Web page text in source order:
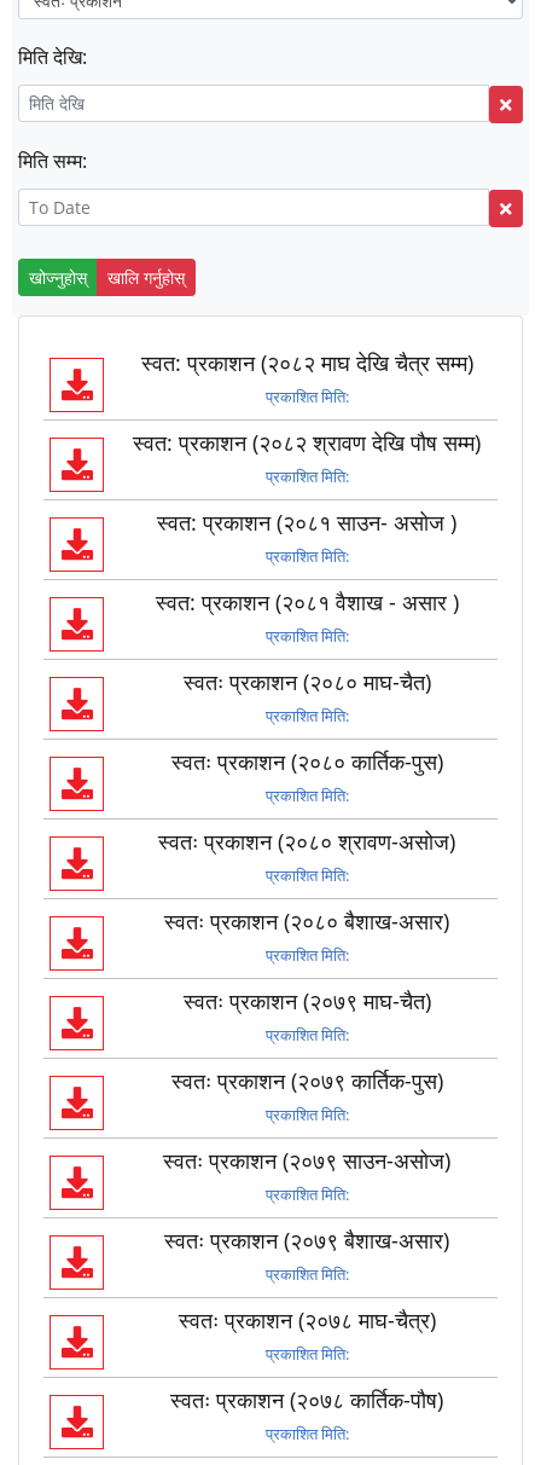
मिति देखि:
मिति सम्म:
खोज्नुहोस् खालि गर्नुहोस्
स्वत: प्रकाशन (२०८२ माघ देखि चैत्र सम्म)
प्रकाशित मिति:
स्वत: प्रकाशन (२०८२ श्रावण देखि पौष सम्म)
प्रकाशित मिति:
स्वत: प्रकाशन (२०८१ साउन- असोज )
प्रकाशित मिति:
स्वत: प्रकाशन (२०८१ वैशाख - असार )
प्रकाशित मिति:
स्वतः प्रकाशन (२०८० माघ-चैत)
प्रकाशित मिति:
स्वतः प्रकाशन (२०८० कार्तिक-पुस)
प्रकाशित मिति:
स्वतः प्रकाशन (२०८० श्रावण-असोज)
प्रकाशित मिति:
स्वतः प्रकाशन (२०८० बैशाख-असार)
प्रकाशित मिति:
स्वतः प्रकाशन (२०७९ माघ-चैत)
प्रकाशित मिति:
स्वतः प्रकाशन (२०७९ कार्तिक-पुस)
प्रकाशित मिति:
स्वतः प्रकाशन (२०७९ साउन-असोज)
प्रकाशित मिति:
स्वतः प्रकाशन (२०७९ बैशाख-असार)
प्रकाशित मिति:
स्वतः प्रकाशन (२०७८ माघ-चैत्र)
प्रकाशित मिति:
स्वतः प्रकाशन (२०७८ कार्तिक-पौष)
प्रकाशित मिति: